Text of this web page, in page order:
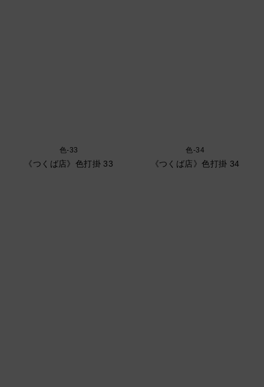
色-33
《つくば店》色打掛 33
色-34
《つくば店》色打掛 34